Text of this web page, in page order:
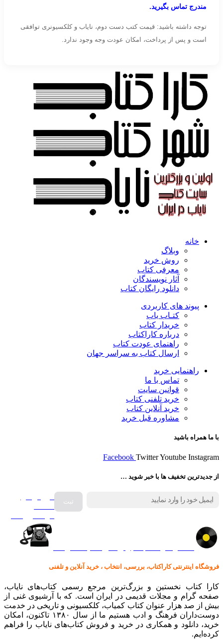
مندرج تماس بگیرید.
توجه داشته باشید: قیمت کتب دست دوم، نایاب و کلکسیونری توافقی
است و پس از پرداخت، امکان عودت وجه وجود ندارد.
خانه
وبلاگ
روش خرید
معرفی کتاب
آثار نویسندگان
دانلود رایگان کتاب
پیوند های کاربردی
کتـاب یاب
خریدار کتاب
درباره کاراکتاب
راهنمای عودت کتاب
ارسال کتاب به سراسر جهان
راهنمایی خرید
تماس با ما
قوانین سایت
خرید تلفنی کتاب
خرید آنلاین کتاب
مشاوره قبل خرید
با ما همراه باشید
Facebook TwitterYoutube Instagram
از جدیدترین تخفیف ها با خبر شوید …
فروش انواع
فروشگاه اینترنتی کاراکتاب، بررسی، انتخاب ، خرید آنلاین و تلفنی
کارا کتاب نخستین و بزرگ‌ترین مرجع رسمی کتاب‌های نایاب،
صفحه گرام و مجلات قدیمی در ایران است. که با آرشیوی غنی از
بیش از صد هزار عنوان کتاب کمیاب، کلکسیونی و تاریخی در خدمت
دوست‌داران فرهنگ و ادب هستیم ما از سال ۱۳۸۰ تاکنون، امکان
خرید، دانلود و همکاری در خرید و فروش کتاب‌های نایاب را فراهم
کرده‌ایم.